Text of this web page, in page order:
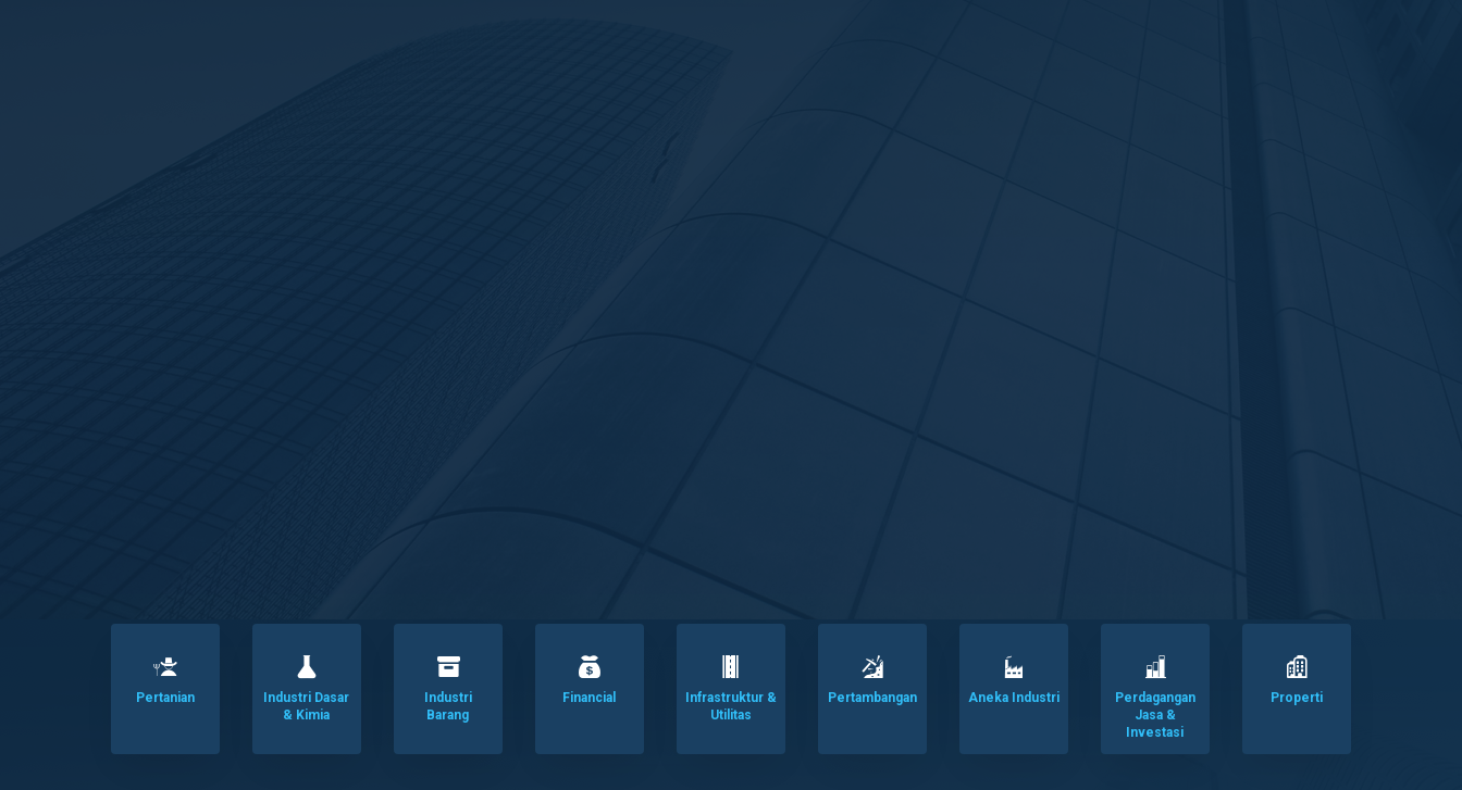
Pertanian
Industri Dasar
& Kimia
Industri
Barang
Financial
Infrastruktur &
Utilitas
Pertambangan Aneka Industri
Perdagangan
Jasa &
Investasi
Properti